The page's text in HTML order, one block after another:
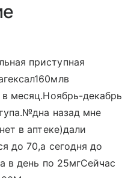
приступная
месяц.Ноябрь-декабрь
назад мне
в аптеке)дали
до 70,а сегодня до
в день по 25мгСейчас